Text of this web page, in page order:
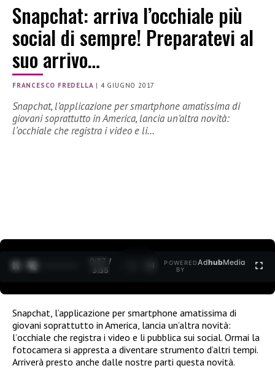
Snapchat: arriva l’occhiale più
social di sempre! Preparatevi al
suo arrivo…
FRANCESCO FREDELLA | 4 GIUGNO 2017
Snapchat, l’applicazione per smartphone amatissima di
giovani soprattutto in America, lancia un’altra novità:
lʼocchiale che registra i video e li…
0:27 /
3:35
POWERED
BY
AdhubMedia
Snapchat, l’applicazione per smartphone amatissima di
giovani soprattutto in America, lancia un’altra novità:
lʼocchiale che registra i video e li pubblica sui social. Ormai la
fotocamera si appresta a diventare strumento d’altri tempi.
Arriverà presto anche dalle nostre parti questa novità.